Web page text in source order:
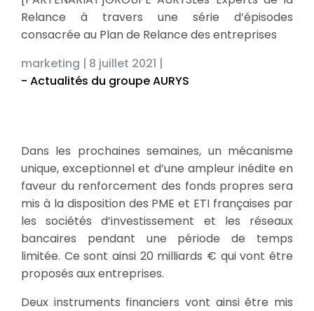
Relance à travers une série d’épisodes
consacrée au Plan de Relance des entreprises
marketing | 8 juillet 2021 |
- Actualités du groupe AURYS
Dans les prochaines semaines, un mécanisme
unique, exceptionnel et d’une ampleur inédite en
faveur du renforcement des fonds propres sera
mis à la disposition des PME et ETI françaises par
les sociétés d’investissement et les réseaux
bancaires pendant une période de temps
limitée. Ce sont ainsi 20 milliards € qui vont être
proposés aux entreprises.
Deux instruments financiers vont ainsi être mis